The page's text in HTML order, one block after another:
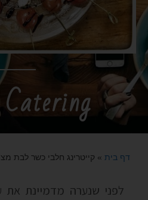
דף בית » קייטרינג חלבי כשר לבת
לפני שנערה מדמיינת